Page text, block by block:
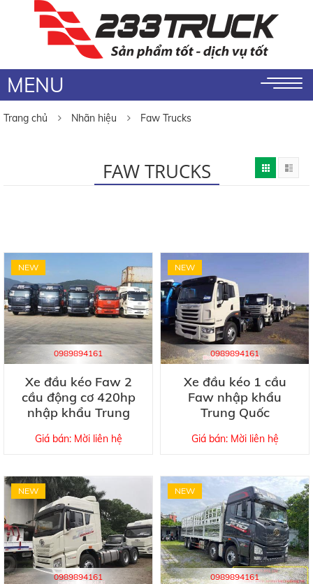
MENU
Trang chủ Nhãn hiệu Faw Trucks
FAW TRUCKS
0989894161
NEW
Xe đầu kéo Faw 2
cầu động cơ 420hp
nhập khẩu Trung
Giá bán: Mời liên hệ
0989894161
NEW
Xe đầu kéo 1 cầu
Faw nhập khẩu
Trung Quốc
Giá bán: Mời liên hệ
0989894161
NEW
0989894161
NEW